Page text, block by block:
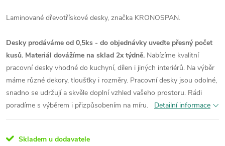
Laminované dřevotřískové desky, značka KRONOSPAN.
Desky prodáváme od 0,5ks - do objednávky uveďte přesný počet
kusů. Materiál dovážíme na sklad 2x týdně. Nabízíme kvalitní
pracovní desky vhodné do kuchyní, dílen i jiných interiérů. Na výběr
máme různé dekory, tloušťky i rozměry. Pracovní desky jsou odolné,
snadno se udržují a skvěle doplní vzhled vašeho prostoru. Rádi
poradíme s výběrem i přizpůsobením na míru.
Detailní informace
Skladem u dodavatele